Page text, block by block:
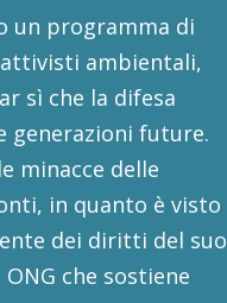
un programma di
ambientali,
sì che la difesa
generazioni future.
minacce delle
in quanto è visto
dei diritti del suo
che sostiene